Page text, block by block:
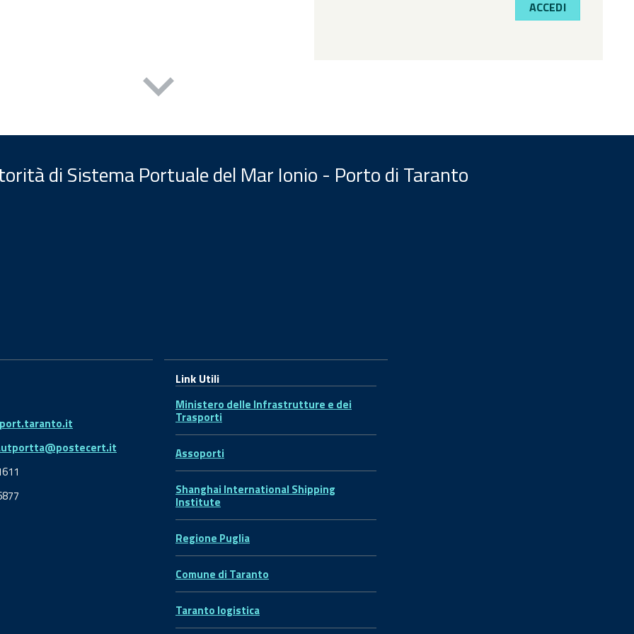
ACCEDI
di Sistema Portuale del Mar Ionio - Porto di Taranto
Link Utili
Ministero delle Infrastrutture e dei
Trasporti
Assoporti
Shanghai International Shipping
Institute
Regione Puglia
Comune di Taranto
Taranto logistica